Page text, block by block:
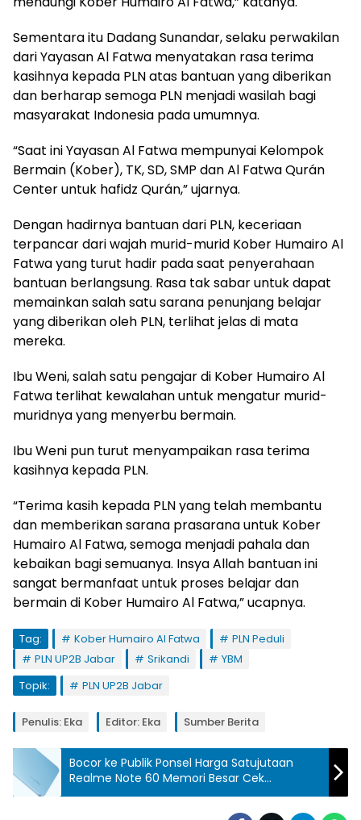
Sementara itu Dadang Sunandar, selaku perwakilan
dari Yayasan Al Fatwa menyatakan rasa terima
kasihnya kepada PLN atas bantuan yang diberikan
dan berharap semoga PLN menjadi wasilah bagi
masyarakat Indonesia pada umumnya.
“Saat ini Yayasan Al Fatwa mempunyai Kelompok
Bermain (Kober), TK, SD, SMP dan Al Fatwa Qurán
Center untuk hafidz Qurán,” ujarnya.
Dengan hadirnya bantuan dari PLN, keceriaan
terpancar dari wajah murid-murid Kober Humairo Al
Fatwa yang turut hadir pada saat penyerahaan
bantuan berlangsung. Rasa tak sabar untuk dapat
memainkan salah satu sarana penunjang belajar
yang diberikan oleh PLN, terlihat jelas di mata
mereka.
Ibu Weni, salah satu pengajar di Kober Humairo Al
Fatwa terlihat kewalahan untuk mengatur murid-
muridnya yang menyerbu bermain.
Ibu Weni pun turut menyampaikan rasa terima
kasihnya kepada PLN.
“Terima kasih kepada PLN yang telah membantu
dan memberikan sarana prasarana untuk Kober
Humairo Al Fatwa, semoga menjadi pahala dan
kebaikan bagi semuanya. Insya Allah bantuan ini
sangat bermanfaat untuk proses belajar dan
bermain di Kober Humairo Al Fatwa,” ucapnya.
Tag: Kober Humairo Al Fatwa
PLN Peduli
PLN UP2B Jabar
Srikandi
YBM
Topik:
PLN UP2B Jabar
Penulis: Eka Editor: Eka Sumber Berita
Bocor ke Publik Ponsel Harga Satujutaan
Realme Note 60 Memori Besar Cek
Spesifikasinya